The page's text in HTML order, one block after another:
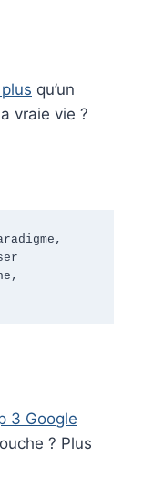
qu’un
vraie vie ?
3 Google
? Plus